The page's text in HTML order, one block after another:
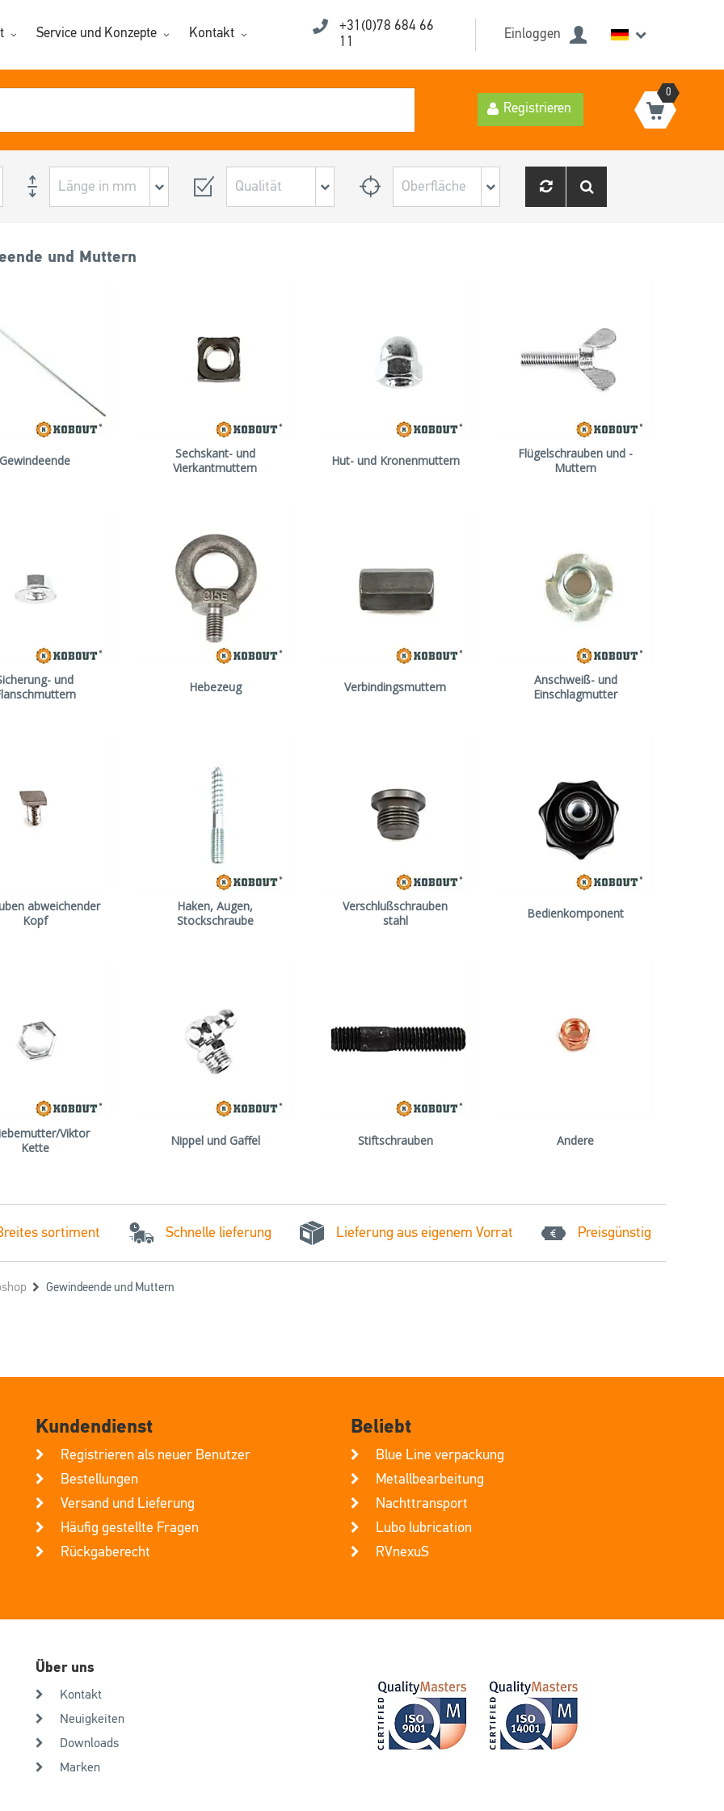
Service und Konzepte Kontakt
+31(0)78 684 66
11
Einloggen
Registrieren
0
und Muttern
Gewindeende
Sechskant- und
Vierkantmuttern
Hut- und Kronenmuttern
Flügelschrauben und -
Muttern
und
Hebezeug Verbindingsmuttern
Anschweiß- und
Einschlagmutter
abweichender
Kopf
Haken, Augen,
Stockschraube
Verschlußschrauben
stahl
Bedienkomponent
Viktor
Kette
Nippel und Gaffel Stiftschrauben Andere
sortiment Schnelle lieferung Lieferung aus eigenem Vorrat Preisgünstig
Gewindeende und Muttern
Kundendienst
Registrieren als neuer Benutzer
Bestellungen
Versand und Lieferung
Häufig gestellte Fragen
Rückgaberecht
Beliebt
Blue Line verpackung
Metallbearbeitung
Nachttransport
Lubo lubrication
RVnexuS
Über uns
Kontakt
Neuigkeiten
Downloads
Marken